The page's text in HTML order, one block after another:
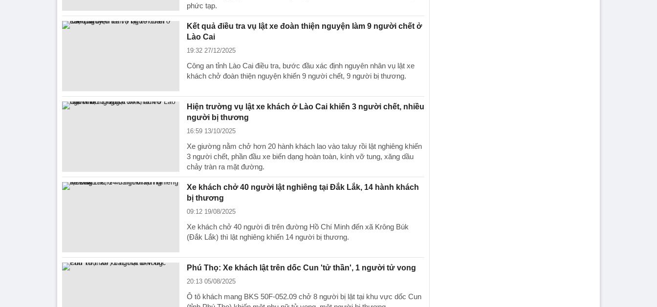
phức tạp.
Kết quả điều tra vụ lật xe đoàn thiện nguyện làm 9 người chết ở
Lào Cai
19:32 27/12/2025
Công an tỉnh Lào Cai điều tra, bước đầu xác định nguyên nhân vụ lật xe
khách chở đoàn thiện nguyện khiến 9 người chết, 9 người bị thương.
Hiện trường vụ lật xe khách ở Lào Cai khiến 3 người chết, nhiều
người bị thương
16:59 13/10/2025
Xe giường nằm chở hơn 20 hành khách lao vào taluy rồi lật nghiêng khiến
3 người chết, phần đầu xe biến dạng hoàn toàn, kính vỡ tung, xăng dầu
chảy tràn ra mặt đường.
Xe khách chở 40 người lật nghiêng tại Đắk Lắk, 14 hành khách
bị thương
09:12 19/08/2025
Xe khách chở 40 người đi trên đường Hồ Chí Minh đến xã Krông Búk
(Đắk Lắk) thì lật nghiêng khiến 14 người bị thương.
Phú Thọ: Xe khách lật trên dốc Cun 'tử thần', 1 người tử vong
20:13 05/08/2025
Ô tô khách mang BKS 50F-052.09 chở 8 người bị lật tại khu vực dốc Cun